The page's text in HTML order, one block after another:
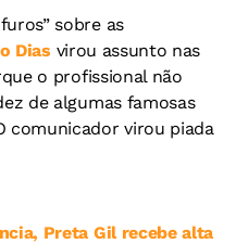
sobre as
Dias virou assunto nas
o profissional não
de algumas famosas
comunicador virou piada
Preta Gil recebe alta